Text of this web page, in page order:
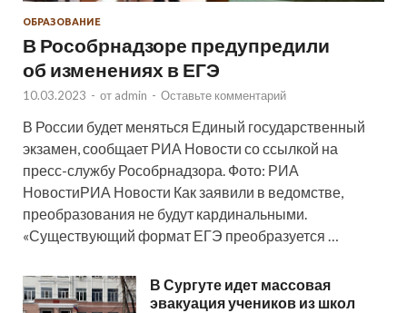
ОБРАЗОВАНИЕ
В Рособрнадзоре предупредили
об изменениях в ЕГЭ
10.03.2023 - от admin - Оставьте комментарий
В России будет меняться Единый государственный
экзамен, сообщает РИА Новости со ссылкой на
пресс-службу Рособрнадзора. Фото: РИА
НовостиРИА Новости Как заявили в ведомстве,
преобразования не будут кардинальными.
«Существующий формат ЕГЭ преобразуется …
В Сургуте идет массовая
эвакуация учеников из школ